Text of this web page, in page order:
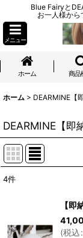
Blue Fairyと
お一人様から
メニュー
ホーム 商品
ホーム > DEARMINE【
DEARMINE【即
表示数:
4件
【
(税込: